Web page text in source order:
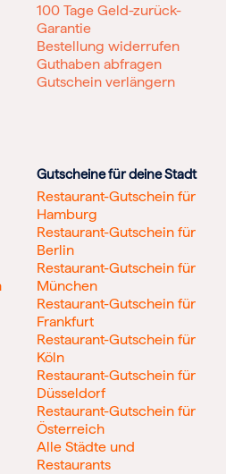
100 Tage Geld-zurück-
Garantie
Bestellung widerrufen
Guthaben abfragen
Gutschein verlängern
Gutscheine für deine Stadt
Restaurant-Gutschein für
Hamburg
Restaurant-Gutschein für
Berlin
Restaurant-Gutschein für
München
Restaurant-Gutschein für
Frankfurt
Restaurant-Gutschein für
Köln
Restaurant-Gutschein für
Düsseldorf
Restaurant-Gutschein für
Österreich
Alle Städte und
Restaurants